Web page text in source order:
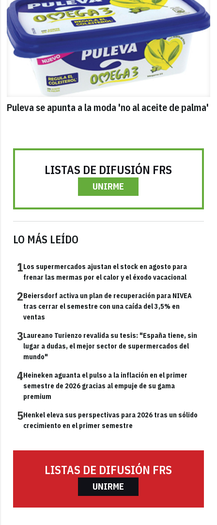
Puleva se apunta a la moda 'no al aceite de palma'
LISTAS DE DIFUSIÓN FRS
UNIRME
LO MÁS LEÍDO
1Los supermercados ajustan el stock en agosto para
frenar las mermas por el calor y el éxodo vacacional
2Beiersdorf activa un plan de recuperación para NIVEA
tras cerrar el semestre con una caída del 3,5% en
ventas
3Laureano Turienzo revalida su tesis: "España tiene, sin
lugar a dudas, el mejor sector de supermercados del
mundo"
4Heineken aguanta el pulso a la inflación en el primer
semestre de 2026 gracias al empuje de su gama
premium
5Henkel eleva sus perspectivas para 2026 tras un sólido
crecimiento en el primer semestre
LISTAS DE DIFUSIÓN FRS
UNIRME